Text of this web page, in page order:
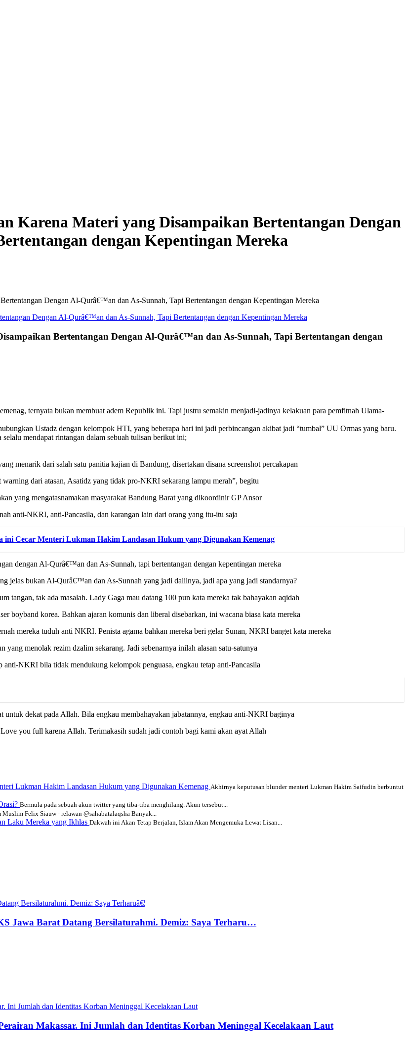
Karena Materi yang Disampaikan Bertentangan Dengan
dengan Kepentingan Mereka
Dengan Al-Qurâ€™an dan As-Sunnah, Tapi Bertentangan dengan Kepentingan Mereka
Bertentangan Dengan Al-Qurâ€™an dan As-Sunnah, Tapi Bertentangan dengan
ternyata bukan membuat adem Republik ini. Tapi justru semakin menjadi-jadinya kelakuan para pemfitnah Ulama-
Ustadz dengan kelompok HTI, yang beberapa hari ini jadi perbincangan akibat jadi “tumbal” UU Ormas yang baru.
mendapat rintangan dalam sebuah tulisan berikut ini;
menarik dari salah satu panitia kajian di Bandung, disertakan disana screenshot percakapan
dari atasan, Asatidz yang tidak pro-NKRI sekarang lampu merah”, begitu
yang mengatasnamakan masyarakat Bandung Barat yang dikoordinir GP Ansor
anti-NKRI, anti-Pancasila, dan karangan lain dari orang yang itu-itu saja
Cecar Menteri Lukman Hakim Landasan Hukum yang Digunakan Kemenag
dengan Al-Qurâ€™an dan As-Sunnah, tapi bertentangan dengan kepentingan mereka
jelas bukan Al-Qurâ€™an dan As-Sunnah yang jadi dalilnya, jadi apa yang jadi standarnya?
tangan, tak ada masalah. Lady Gaga mau datang 100 pun kata mereka tak bahayakan aqidah
boyband korea. Bahkan ajaran komunis dan liberal disebarkan, ini wacana biasa kata mereka
mereka tuduh anti NKRI. Penista agama bahkan mereka beri gelar Sunan, NKRI banget kata mereka
menolak rezim dzalim sekarang. Jadi sebenarnya inilah alasan satu-satunya
NKRI bila tidak mendukung kelompok penguasa, engkau tetap anti-Pancasila
dekat pada Allah. Bila engkau membahayakan jabatannya, engkau anti-NKRI baginya
you full karena Allah. Terimakasih sudah jadi contoh bagi kami akan ayat Allah
Lukman Hakim Landasan Hukum yang Digunakan Kemenag Akhirnya keputusan blunder menteri Lukman Hakim Saifudin berbuntut
Bermula pada sebuah akun twitter yang tiba-tiba menghilang. Akun tersebut...
Felix Siauw - relawan @sahabatalaqsha Banyak...
Laku Mereka yang Ikhlas Dakwah ini Akan Tetap Berjalan, Islam Akan Mengemuka Lewat Lisan...
Jawa Barat Datang Bersilaturahmi. Demiz: Saya Terharu…
Makassar. Ini Jumlah dan Identitas Korban Meninggal Kecelakaan Laut